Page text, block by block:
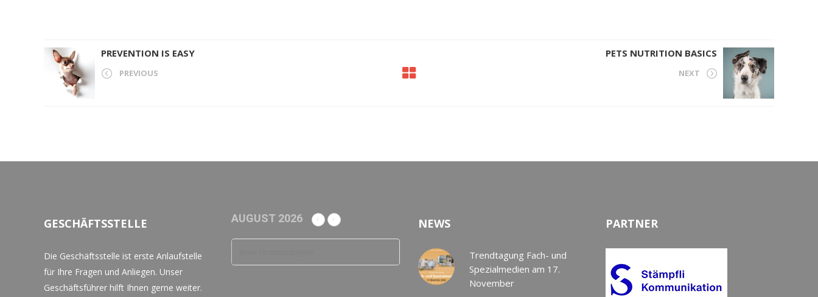
PREVENTION IS EASY
PREVIOUS
PETS NUTRITION BASICS
NEXT
GESCHÄFTSSTELLE
Die Geschäftsstelle ist erste Anlaufstelle
für Ihre Fragen und Anliegen. Unser
Geschäftsführer hilft Ihnen gerne weiter.
AUGUST 2026 NEWS
Trendtagung Fach- und
Spezialmedien am 17.
November
PARTNER